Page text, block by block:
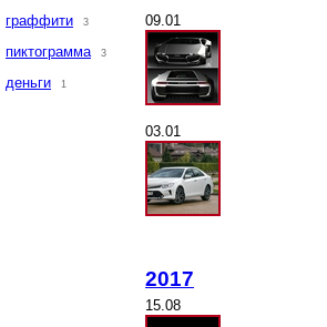
граффити 3
пиктограмма 3
деньги 1
09.01
03.01
2017
15.08